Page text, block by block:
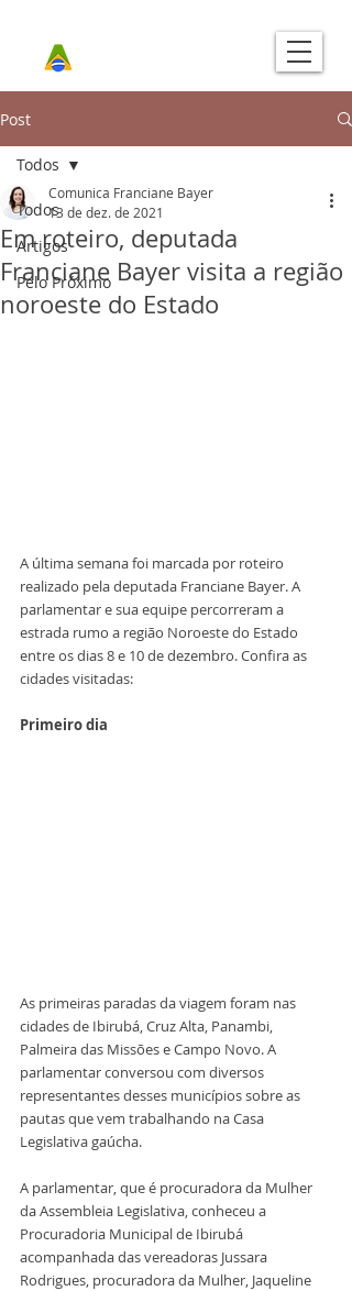
Post
Todos
Artigos
Pelo Próximo
Todos
Em roteiro, deputada
Franciane Bayer visita a região
noroeste do Estado
Comunica Franciane Bayer
13 de dez. de 2021
A última semana foi marcada por roteiro
realizado pela deputada Franciane Bayer. A
parlamentar e sua equipe percorreram a
estrada rumo a região Noroeste do Estado
entre os dias 8 e 10 de dezembro. Confira as
cidades visitadas:
Primeiro dia
As primeiras paradas da viagem foram nas
cidades de Ibirubá, Cruz Alta, Panambi,
Palmeira das Missões e Campo Novo. A
parlamentar conversou com diversos
representantes desses municípios sobre as
pautas que vem trabalhando na Casa
Legislativa gaúcha.
A parlamentar, que é procuradora da Mulher
da Assembleia Legislativa, conheceu a
Procuradoria Municipal de Ibirubá
acompanhada das vereadoras Jussara
Rodrigues, procuradora da Mulher, Jaqueline